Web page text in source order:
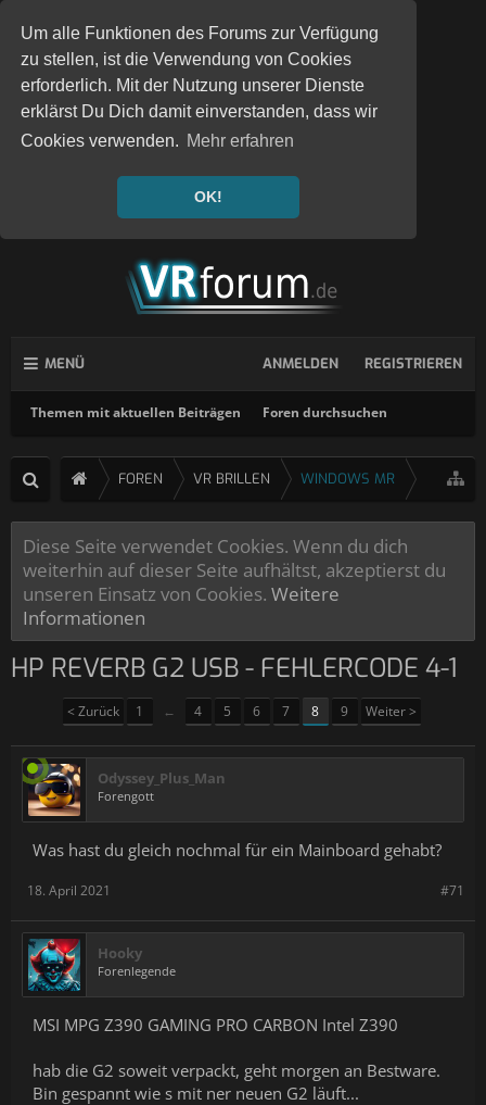
Um alle Funktionen des Forums zur Verfügung
zu stellen, ist die Verwendung von Cookies
erforderlich. Mit der Nutzung unserer Dienste
erklärst Du Dich damit einverstanden, dass wir
Cookies verwenden. Mehr erfahren
OK!
MENÜ
Themen mit aktuellen Beiträgen Foren durchsuchen
ANMELDEN REGISTRIEREN
FOREN VR BRILLEN WINDOWS MR
Diese Seite verwendet Cookies. Wenn du dich
weiterhin auf dieser Seite aufhältst, akzeptierst du
unseren Einsatz von Cookies. Weitere
Informationen
HP REVERB G2 USB - FEHLERCODE 4-1
< Zurück 1 ← 4 5 6 7 8 9 Weiter >
Odyssey_Plus_Man
Forengott
Was hast du gleich nochmal für ein Mainboard gehabt?
#71
18. April 2021
Hooky
Forenlegende
MSI MPG Z390 GAMING PRO CARBON Intel Z390
hab die G2 soweit verpackt, geht morgen an Bestware.
Bin gespannt wie s mit ner neuen G2 läuft...